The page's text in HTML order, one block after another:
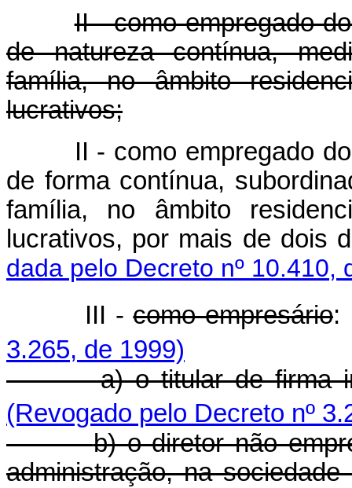
II - como empregado
de natureza contínua,
família, no âmbito
lucrativos;
II - como empregado
de forma contínua,
família, no âmbito
lucrativos, por mais de
dada pelo Decreto nº 10.410,
III -como empresário:
3.265, de 1999)
a) o titular de firma
(Revogado pelo Decreto nº
b) o diretor não
administração, na sociedade